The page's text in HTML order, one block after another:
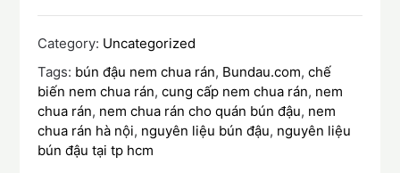
Category: Uncategorized
Tags: bún đậu nem chua rán, Bundau.com,chế
biến nem chua rán,cung cấp nem chua rán, nem
chua rán, nem chua rán cho quán bún đậu, nem
chua rán hà nội, nguyên liệu bún đậu, nguyên liệu
bún đậu tại tp hcm